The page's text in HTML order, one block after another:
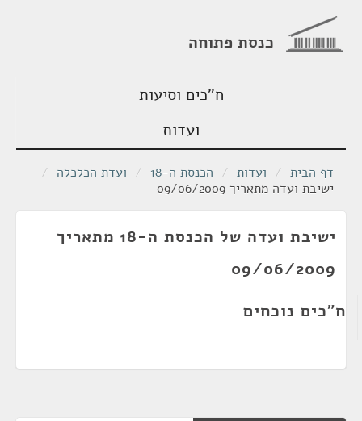
כנסת פתוחה
ח"כים וסיעות
ועדות
דף הבית / ועדות / הכנסת ה-18 / ועדת הכלכלה /
ישיבת ועדה מתאריך 09/06/2009
ישיבת ועדה של הכנסת ה-18 מתאריך
09/06/2009
ח"כים נוכחים